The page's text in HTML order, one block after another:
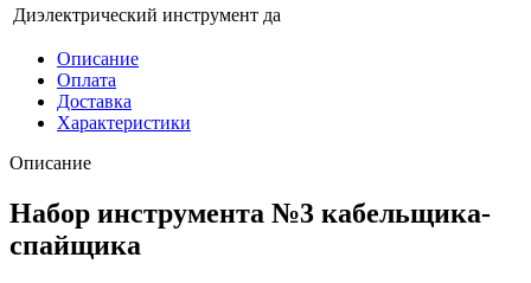
Диэлектрический инструмент да
Описание
Оплата
Доставка
Характеристики
Описание
Набор инструмента №3 кабельщика-
спайщика